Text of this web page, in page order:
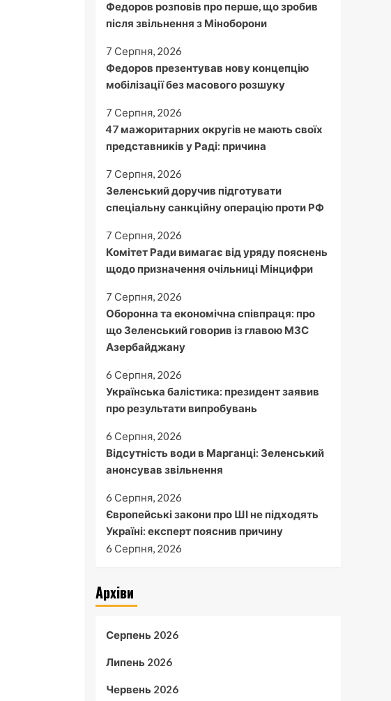
Федоров розповів про перше, що зробив
після звільнення з Міноборони
7 Серпня, 2026
Федоров презентував нову концепцію
мобілізації без масового розшуку
7 Серпня, 2026
47 мажоритарних округів не мають своїх
представників у Раді: причина
7 Серпня, 2026
Зеленський доручив підготувати
спеціальну санкційну операцію проти РФ
7 Серпня, 2026
Комітет Ради вимагає від уряду пояснень
щодо призначення очільниці Мінцифри
7 Серпня, 2026
Оборонна та економічна співпраця: про
що Зеленський говорив із главою МЗС
Азербайджану
6 Серпня, 2026
Українська балістика: президент заявив
про результати випробувань
6 Серпня, 2026
Відсутність води в Марганці: Зеленський
анонсував звільнення
6 Серпня, 2026
Європейські закони про ШІ не підходять
Україні: експерт пояснив причину
6 Серпня, 2026
Архіви
Серпень 2026
Липень 2026
Червень 2026